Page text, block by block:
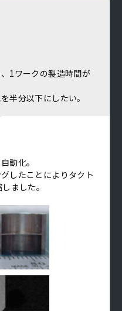
1ワークの製造時間が
半分以下にしたい。
動化。
したことによりタクト
ました。